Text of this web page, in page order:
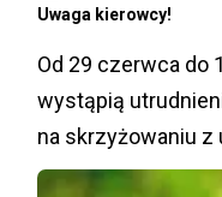
Uwaga kierowcy!
Od 29 czerwca do
wystąpią
na skrzyżowaniu z